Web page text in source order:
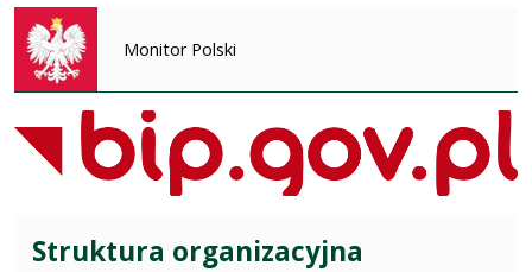
Monitor Polski
Struktura organizacyjna